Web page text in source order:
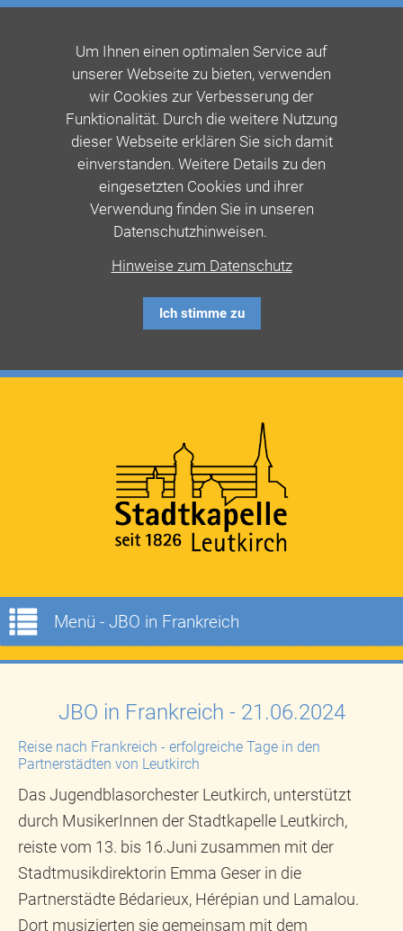
Um Ihnen einen optimalen Service auf
unserer Webseite zu bieten, verwenden
wir Cookies zur Verbesserung der
Funktionalität. Durch die weitere Nutzung
dieser Webseite erklären Sie sich damit
einverstanden. Weitere Details zu den
eingesetzten Cookies und ihrer
Verwendung finden Sie in unseren
Datenschutzhinweisen.
Hinweise zum Datenschutz
Ich stimme zu
Menü - JBO in Frankreich
JBO in Frankreich - 21.06.2024
Reise nach Frankreich - erfolgreiche Tage in den
Partnerstädten von Leutkirch
Das Jugendblasorchester Leutkirch, unterstützt
durch MusikerInnen der Stadtkapelle Leutkirch,
reiste vom 13. bis 16.Juni zusammen mit der
Stadtmusikdirektorin Emma Geser in die
Partnerstädte Bédarieux, Hérépian und Lamalou.
Dort musizierten sie gemeinsam mit dem